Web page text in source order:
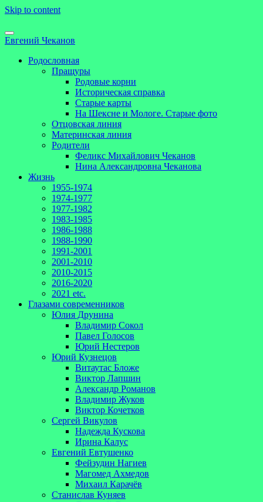
Skip to content
Евгений Чеканов
Родословная
Пращуры
Родовые корни
Историческая справка
Старые карты
На Шексне и Мологе. Старые фото
Отцовская линия
Материнская линия
Родители
Феликс Михайлович Чеканов
Нина Александровна Чеканова
Жизнь
1955-1974
1974-1977
1977-1982
1983-1985
1986-1988
1988-1990
1991-2001
2001-2010
2010-2015
2016-2020
2021 etc.
Глазами современников
Юлия Друнина
Владимир Сокол
Павел Голосов
Юрий Нестеров
Юрий Кузнецов
Витаутас Бложе
Виктор Лапшин
Александр Романов
Владимир Жуков
Виктор Кочетков
Сергей Викулов
Надежда Кускова
Ирина Калус
Евгений Евтушенко
Фейзудин Нагиев
Магомед Ахмедов
Михаил Карачёв
Станислав Куняев